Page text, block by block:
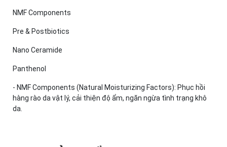
NMF Components
Pre & Postbiotics
Nano Ceramide
Panthenol
- NMF Components (Natural Moisturizing Factors): Phục hồi
hàng rào da vật lý, cải thiện độ ẩm, ngăn ngừa tình trạng khô
da.